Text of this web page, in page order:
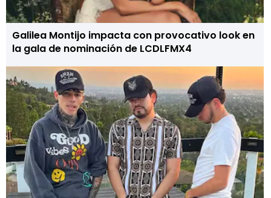
Galilea Montijo impacta con provocativo look en
la gala de nominación de LCDLFMX4